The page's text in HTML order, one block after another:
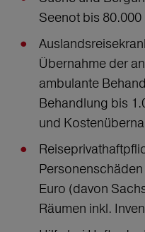
Seenot bis 80.000
Übernahme der
ambulante
Behandlung bis
und
Euro (davon
Räumen inkl.